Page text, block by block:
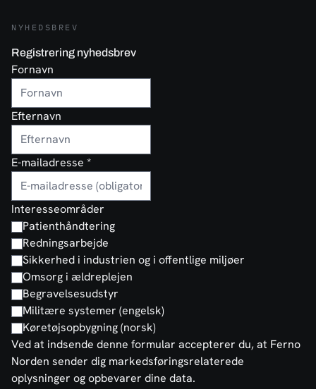
NYHEDSBREV
Registrering nyhedsbrev
Fornavn
Efternavn
E-mailadresse *
Interesseområder
Patienthåndtering
Redningsarbejde
Sikkerhed i industrien og i offentlige miljøer
Omsorg i ældreplejen
Begravelsesudstyr
Militære systemer (engelsk)
Køretøjsopbygning (norsk)
Ved at indsende denne formular accepterer du, at Ferno
Norden sender dig markedsføringsrelaterede
oplysninger og opbevarer dine data.